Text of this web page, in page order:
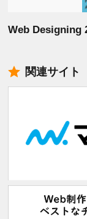
Web Designing
関連サイト